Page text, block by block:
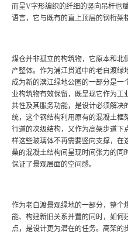
而呈V字形编织的纤细的竖向吊杆也
语言，它与既有的直上顶层的钢桁架
煤仓并非孤立的构筑物，它原本和北
产整体。作为浦江贯通中的老白渡绿
成为新的滨江绿地公园的一部分是一
业构筑物有效保留，既呈现它作为工
共性及其服务功能，是设计必须解决
统，这个钢结构利用原有的混凝土框
行道的次级结构，又作为高架步道下
样这些玻璃体不再需要竖向支撑，在
桑的混凝土结构间呈现时间张力的同
保证了景观层面的空间感。
作为老白渡景观绿地的一部分，整个
能、构建新旧关系并置的同时，如何
点，是设计更为潜在的任务。高架的